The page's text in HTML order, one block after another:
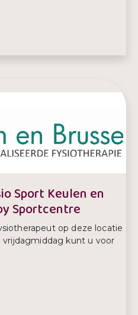
Sport Keulen en
Sportcentre
op deze locatie
kunt u voor